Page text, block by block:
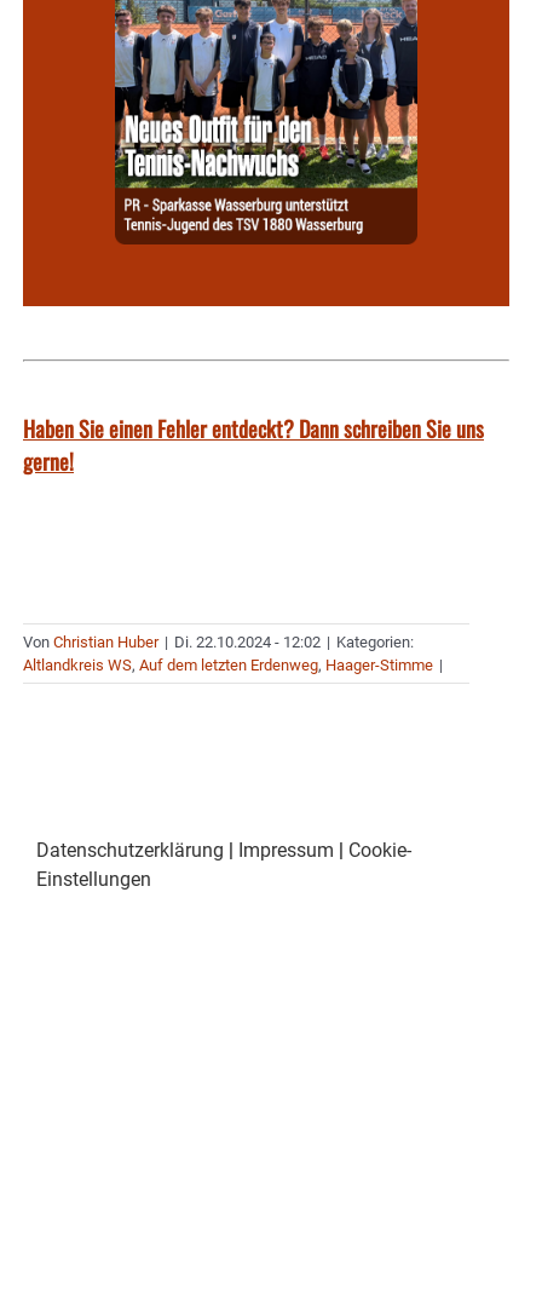
Haben Sie einen Fehler entdeckt? Dann schreiben Sie uns
gerne!
Von Christian Huber | Di. 22.10.2024 - 12:02 | Kategorien:
Altlandkreis WS, Auf dem letzten Erdenweg, Haager-Stimme |
Datenschutzerklärung | Impressum | Cookie-
Einstellungen